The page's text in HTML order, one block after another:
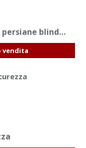
Grate di sicurezza, recinzioni, persiane blindate
vendita